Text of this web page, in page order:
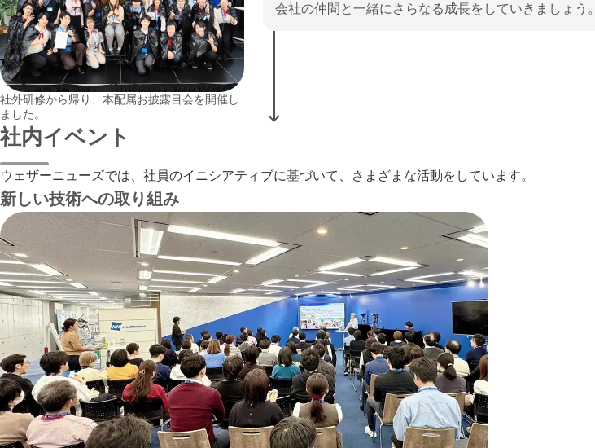
社外研修から帰り、本配属お披露目会を開催し
ました。
会社の仲間と一緒にさらなる成長をしていきましょう。
社内イベント
ウェザーニューズでは、社員のイニシアティブに基づいて、さまざまな活動をしています。
新しい技術への取り組み